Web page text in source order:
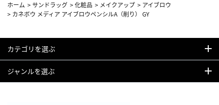
ホーム >サンドラッグ >化粧品 > メイクアップ > アイブロウ
> カネボウ メディア アイブロウペンシルA（削り） GY
カテゴリを選ぶ
ジャンルを選ぶ